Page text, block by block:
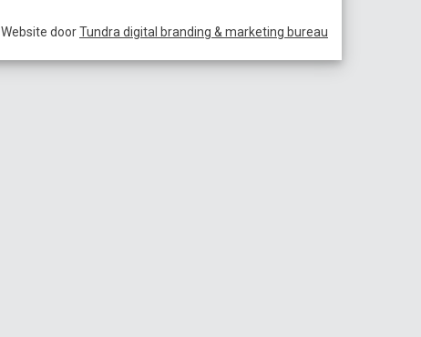
Website doorTundra digital branding & marketing bureau